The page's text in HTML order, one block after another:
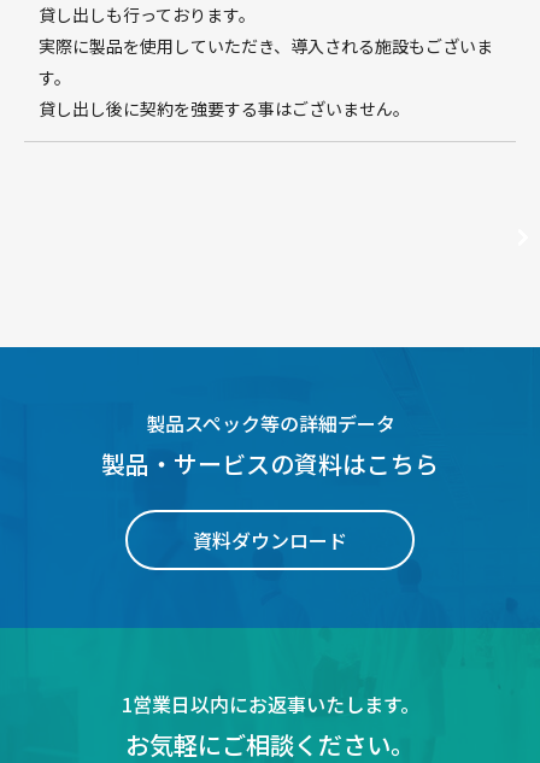
貸し出しも行っております。
実際に製品を使用していただき、導入される施設もございま
す。
貸し出し後に契約を強要する事はございません。
製品スペック等の詳細データ
製品・サービスの資料はこちら
資料ダウンロード
1営業日以内にお返事いたします。
お気軽にご相談ください。